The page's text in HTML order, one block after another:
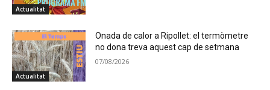
Actualitat
Actualitat
Onada de calor a Ripollet: el termòmetre
no dona treva aquest cap de setmana
07/08/2026